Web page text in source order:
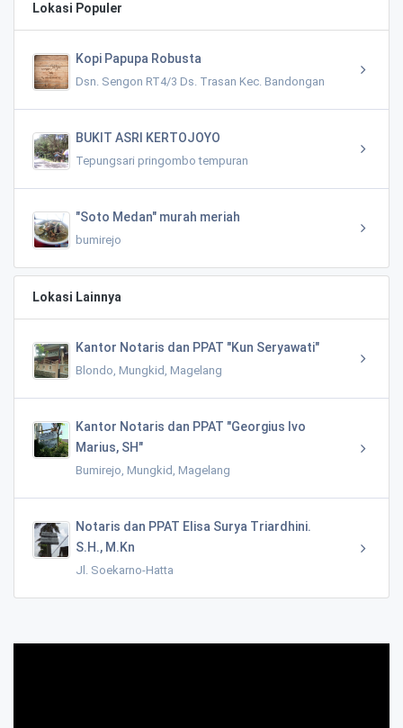
Lokasi Populer
Kopi Papupa Robusta
Dsn. Sengon RT4/3 Ds. Trasan Kec. Bandongan
BUKIT ASRI KERTOJOYO
Tepungsari pringombo tempuran
"Soto Medan" murah meriah
bumirejo
Lokasi Lainnya
Kantor Notaris dan PPAT "Kun Seryawati"
Blondo, Mungkid, Magelang
Kantor Notaris dan PPAT "Georgius Ivo
Marius, SH"
Bumirejo, Mungkid, Magelang
Notaris dan PPAT Elisa Surya Triardhini.
S.H., M.Kn
Jl. Soekarno-Hatta